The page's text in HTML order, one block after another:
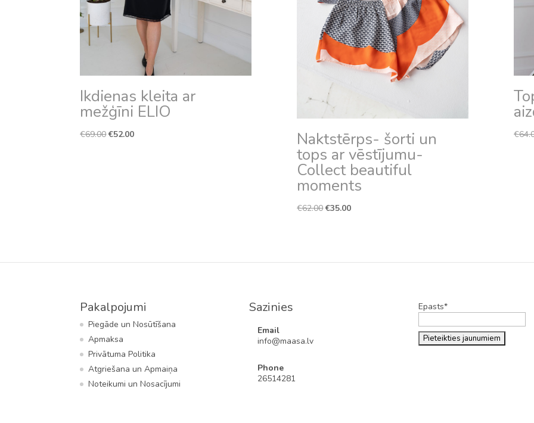
Ikdienas kleita ar
mežģīni ELIO
€69.00Original
€52.00Current
Naktstērps- šorti un
tops ar vēstījumu-
Collect beautiful
moments
€62.00Original
€35.00Current
€
Pakalpojumi
Piegāde un Nosūtīšana
Apmaksa
Privātuma Politika
Atgriešana un Apmaiņa
Noteikumi un Nosacījumi
Sazinies
Email
info@maasa.lv
Phone
26514281
Epasts*